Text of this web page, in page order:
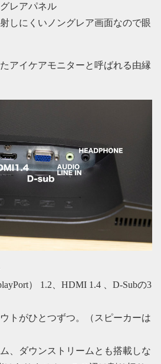
レアパネル
しにくいノングレア画面なので眼
アイケアモニターと呼ばれる由縁
） 1.2、HDMI 1.4 、D-Subの3
トがひとつずつ。（スピーカーは
、ダウンストリームとも搭載しな